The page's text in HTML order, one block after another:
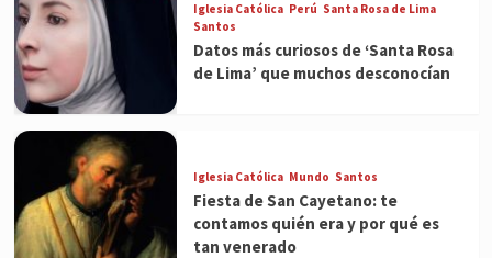
Iglesia Católica Perú Santa Rosa de Lima
Santos
Datos más curiosos de ‘Santa Rosa
de Lima’ que muchos desconocían
Iglesia Católica Mundo Santos
Fiesta de San Cayetano: te
contamos quién era y por qué es
tan venerado